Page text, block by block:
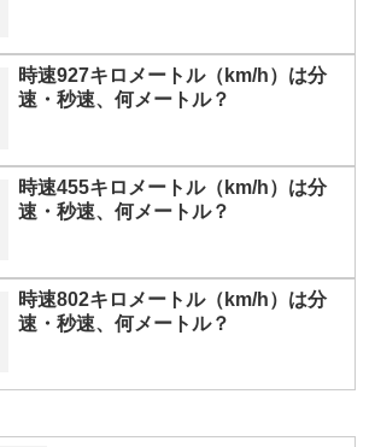
時速927キロメートル（km/h）は分
速・秒速、何メートル？
時速455キロメートル（km/h）は分
速・秒速、何メートル？
時速802キロメートル（km/h）は分
速・秒速、何メートル？